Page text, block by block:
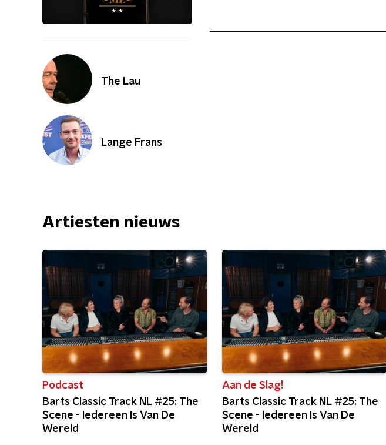
The Lau
Lange Frans
Artiesten nieuws
Podcast
Barts Classic Track NL #25: The
Scene - Iedereen Is Van De
Wereld
Aan de Slag!
Barts Classic Track NL #25: The
Scene - Iedereen Is Van De
Wereld